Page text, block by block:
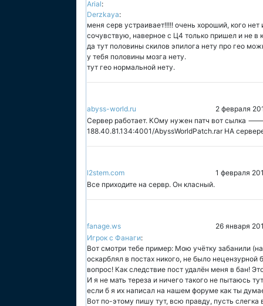
Arial:
Derzkaya:
меня серв устраивает!!!!! очень хороший, кого нет
сочувствую, наверное с Ц4 только пришел и не в
да тут половины скилов эпилога нету про гео
у тебя половины мозга нету.
тут гео нормальной нету.
abyss-world.ru
2 февраля
Сервер работает. КОму нужен патч вот сылка ---
188.40.81.134:4001/AbyssWorldPatch.rar НА
l2stem.com
1 февраля
Все приходите на сервр. Он класный.
fanage.ws
26 января
Игрок с Фанаги:
Вот смотри тебе пример: Мою учётку забанили
оскарблял в постах никого, не было
вопрос! Как следствие пост удалён меня в бан!
И я не мать тереза и ничего такого не пытаюсь
если б я их написал на нашем форуме как ты
Вот по-этому пишу тут, всю правду, пусть